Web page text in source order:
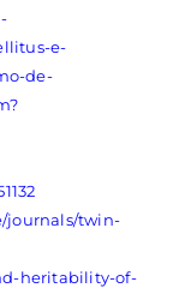
e-
de-
journals/twin-
heritability-of-